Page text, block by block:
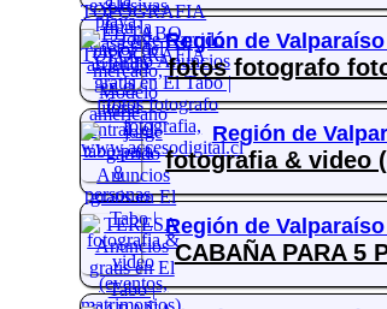
Región de Valparaíso
fotos fotografo
Región de
fotografia & video
Región de Valparaíso
CABAÑA PARA 5